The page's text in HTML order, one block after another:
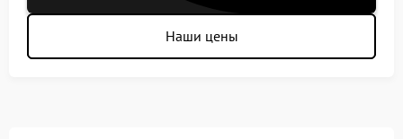
Наши цены